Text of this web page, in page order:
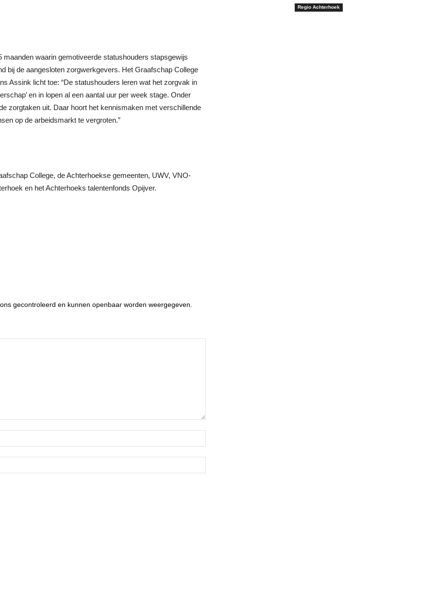
waarin gemotiveerde statushouders stapsgewijs
bij de aangesloten zorgwerkgevers. Het Graafschap College
Assink licht toe: “De statushouders leren wat het zorgvak in
en in lopen al een aantal uur per week stage. Onder
zorgtaken uit. Daar hoort het kennismaken met verschillende
op de arbeidsmarkt te vergroten.”
College, de Achterhoekse gemeenten, UWV, VNO-
en het Achterhoeks talentenfonds Opijver.
gecontroleerd en kunnen openbaar worden weergegeven.
Regio Achterhoek